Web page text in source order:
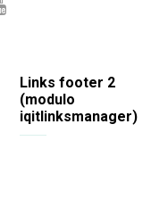
Links footer 2
(modulo
iqitlinksmanager)